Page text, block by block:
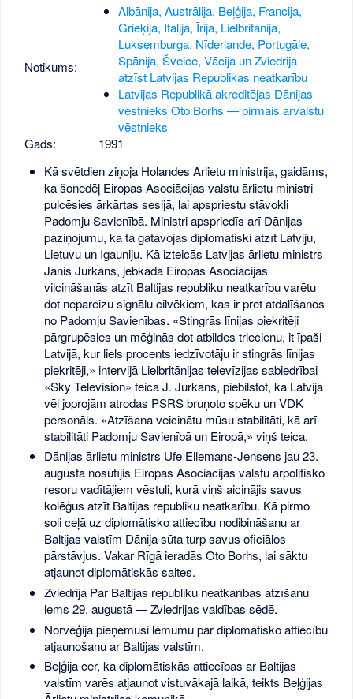
Notikums:
Albānija, Austrālija, Beļģija, Francija,
Grieķija, Itālija, Īrija, Lielbritānija,
Luksemburga, Nīderlande, Portugāle,
Spānija, Šveice, Vācija un Zviedrija
atzīst Latvijas Republikas neatkarību
Latvijas Republikā akreditējas Dānijas
vēstnieks Oto Borhs — pirmais ārvalstu
vēstnieks
Gads:
1991
Kā svētdien ziņoja Holandes Ārlietu ministrija, gaidāms,
ka šonedēļ Eiropas Asociācijas valstu ārlietu ministri
pulcēsies ārkārtas sesijā, lai apspriestu stāvokli
Padomju Savienībā. Ministri apspriedīs arī Dānijas
paziņojumu, ka tā gatavojas diplomātiski atzīt Latviju,
Lietuvu un Igauniju. Kā izteicās Latvijas ārlietu ministrs
Jānis Jurkāns, jebkāda Eiropas Asociācijas
vilcināšanās atzīt Baltijas republiku neatkarību varētu
dot nepareizu signālu cilvēkiem, kas ir pret atdalīšanos
no Padomju Savienības. «Stingrās līnijas piekritēji
pārgrupēsies un mēģinās dot atbildes triecienu, it īpaši
Latvijā, kur liels procents iedzīvotāju ir stingrās līnijas
piekritēji,» intervijā Lielbritānijas televīzijas sabiedrībai
«Sky Television» teica J. Jurkāns, piebilstot, ka Latvijā
vēl joprojām atrodas PSRS bruņoto spēku un VDK
personāls. «Atzīšana veicinātu mūsu stabilitāti, kā arī
stabilitāti Padomju Savienībā un Eiropā,» viņš teica.
Dānijas ārlietu ministrs Ufe Ellemans-Jensens jau 23.
augustā nosūtījis Eiropas Asociācijas valstu ārpolitisko
resoru vadītājiem vēstuli, kurā viņš aicinājis savus
kolēģus atzīt Baltijas republiku neatkarību. Kā pirmo
soli ceļā uz diplomātisko attiecību nodibināšanu ar
Baltijas valstīm Dānija sūta turp savus oficiālos
pārstāvjus. Vakar Rīgā ieradās Oto Borhs, lai sāktu
atjaunot diplomātiskās saites.
Zviedrija Par Baltijas republiku neatkarības atzīšanu
lems 29. augustā — Zviedrijas valdības sēdē.
Norvēģija pieņēmusi lēmumu par diplomātisko attiecību
atjaunošanu ar Baltijas valstīm.
Beļģija cer, ka diplomātiskās attiecības ar Baltijas
valstīm varēs atjaunot vistuvākajā laikā, teikts Beļģijas